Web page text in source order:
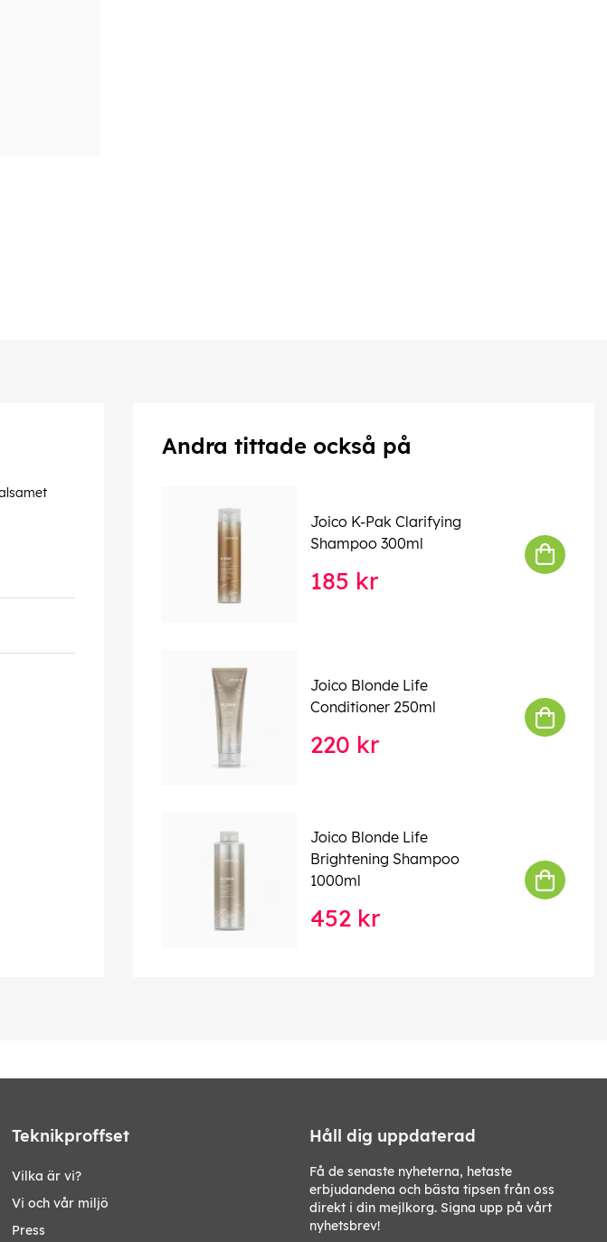
Andra tittade också på
Joico K-Pak Clarifying
Shampoo 300ml
185 kr
Joico Blonde Life
Conditioner 250ml
220 kr
Joico Blonde Life
Brightening Shampoo
1000ml
452 kr
Teknikproffset
Vilka är vi?
Vi och vår miljö
Press
Håll dig uppdaterad
Få de senaste nyheterna, hetaste
erbjudandena och bästa tipsen från oss
direkt i din mejlkorg. Signa upp på vårt
nyhetsbrev!